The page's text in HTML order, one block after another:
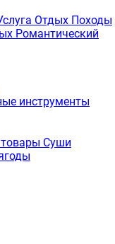
Отдых Походы
Романтический
инструменты
Суши